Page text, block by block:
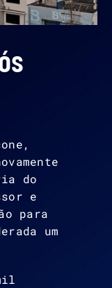
do
e
para
um